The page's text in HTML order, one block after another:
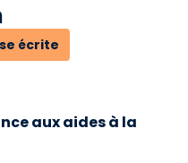
écrite
aux aides à la